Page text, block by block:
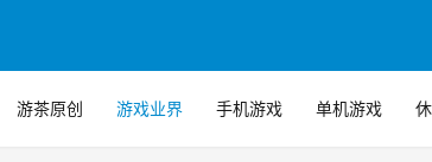
游茶原创 游戏业界 手机游戏 单机游戏